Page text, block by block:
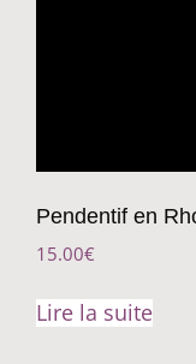
Pendentif en
15.00€
Lire la suite